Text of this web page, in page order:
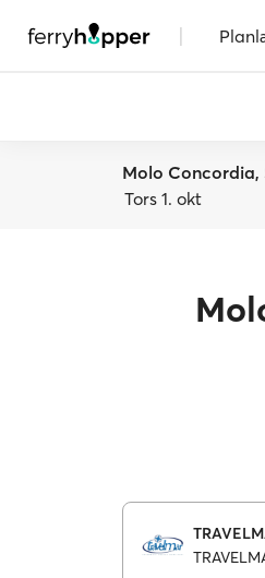
|
Molo Concordia,
Tors 1. okt